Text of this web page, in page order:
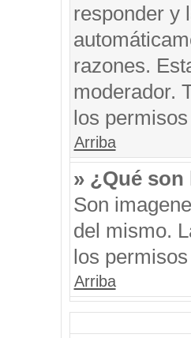
responder y
razones.
moderador.
los
Arriba
» ¿Qué
Son
del mismo.
los
Arriba